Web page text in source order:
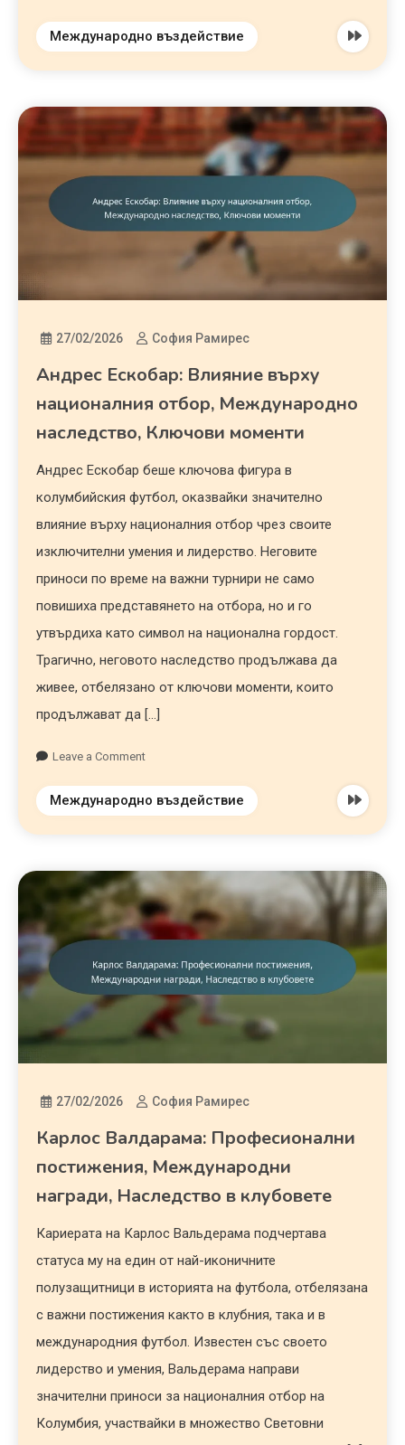
Международно въздействие
27/02/2026 София Рамирес
Андрес Ескобар: Влияние върху
националния отбор, Международно
наследство, Ключови моменти
Андрес Ескобар беше ключова фигура в
колумбийския футбол, оказвайки значително
влияние върху националния отбор чрез своите
изключителни умения и лидерство. Неговите
приноси по време на важни турнири не само
повишиха представянето на отбора, но и го
утвърдиха като символ на национална гордост.
Трагично, неговото наследство продължава да
живее, отбелязано от ключови моменти, които
продължават да […]
Leave a Comment
Международно въздействие
27/02/2026 София Рамирес
Карлос Валдарама: Професионални
постижения, Международни
награди, Наследство в клубовете
Кариерата на Карлос Вальдерама подчертава
статуса му на един от най-иконичните
полузащитници в историята на футбола, отбелязана
с важни постижения както в клубния, така и в
международния футбол. Известен със своето
лидерство и умения, Вальдерама направи
значителни приноси за националния отбор на
Колумбия, участвайки в множество Световни